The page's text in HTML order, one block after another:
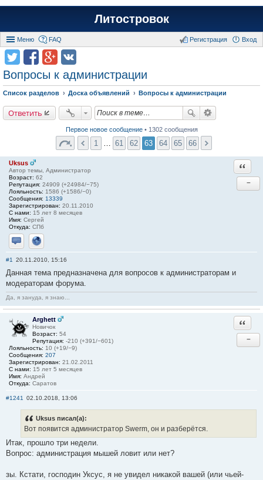
Литостровок
Меню FAQ Вход
Регистрация
Вопросы к администрации
Список разделов Доска объявлений Вопросы к администрации
Ответить
Первое новое сообщение• 1302 сообщения
1 61 62 63 64 65 66
Uksus
Автор темы, Администратор
Возраст: 62
Репутация: 24909 (+24984/−75)
Лояльность: 1586 (+1586/−0)
Сообщения: 13339
Зарегистрирован: 20.11.2010
С нами: 15 лет 8 месяцев
Имя: Сергей
Откуда: СПб
Отправить личное сообщение
Сайт
−
#1 20.11.2010, 15:16
Данная тема предназначена для вопросов к администраторам и
модераторам форума.
Да, я зануда, я знаю...
Arghett
Новичок
Возраст: 54
Репутация: -210 (+391/−601)
Лояльность: 10 (+19/−9)
Сообщения: 207
Зарегистрирован: 21.02.2011
С нами: 15 лет 5 месяцев
Имя: Андрей
Откуда: Саратов
−
#1241 02.10.2018, 13:06
Uksus писал(а):
Вот появится администратор Swerm, он и разберётся.
Итак, прошло три недели.
Вопрос: администрация мышей ловит или нет?
зы. Кстати, господин Уксус, я не увидел никакой вашей (или чьей-